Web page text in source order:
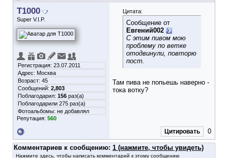
T1000
Super V.I.P.
Регистрация: 23.07.2011
Адрес: Москва
Возраст: 45
Сообщений: 2,803
Поблагодарил: 156 раз(а)
Поблагодарили 275 раз(а)
Фотоальбомы: не добавлял
Репутация: 560
Цитата:
Сообщение от
Евгений002
С этим пивом мою
проблему по ветке
отодвинули, повторю
пост.
Там пива не попьешь наверно -
тока вотку?
Цитировать 0
Комментариев к сообщению: 1 (нажмите, чтобы увидеть)
Нажмите здесь, чтобы написать комментарий к этому сообщению